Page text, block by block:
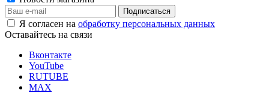
Я согласен на обработку персональных данных
Оставайтесь на связи
Вконтакте
YouTube
RUTUBE
MAX